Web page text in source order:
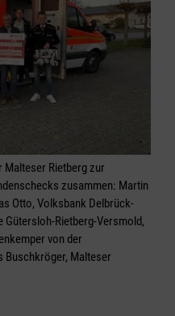
Malteser Rietberg zur
zusammen: Martin
Otto, Volksbank Delbrück-
Rietberg-Versmold,
von der
Buschkröger, Malteser